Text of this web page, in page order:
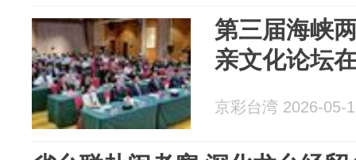
第三届海峡
亲文化论坛
京彩台湾 2026-05-